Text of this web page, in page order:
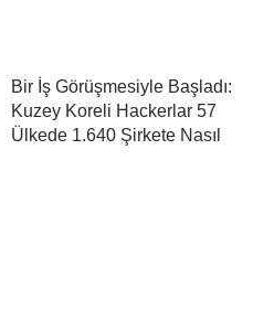
Bir İş Görüşmesiyle Başladı:
Kuzey Koreli Hackerlar 57
Ülkede 1.640 Şirkete Nasıl